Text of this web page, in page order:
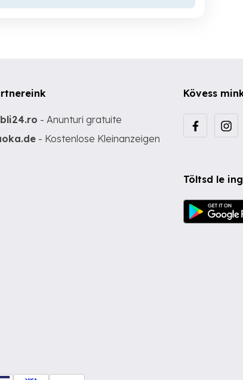
- Anunturi gratuite
- Kostenlose Kleinanzeigen
Kövess
Töltsd le